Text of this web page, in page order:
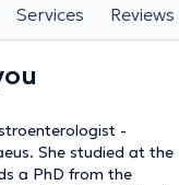
Services Reviews
-
She studied at the
a PhD from the